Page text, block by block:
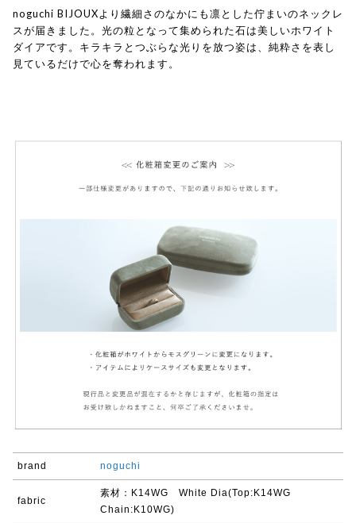
noguchi BIJOUXより繊細さのなかにも凛とした佇まいのネックレ
スが届きました。光の粒となって集められた石は美しいホワイト
ダイアです。キラキラとつぶらな光りを放つ姿は、純粋さを表し
見ているだけで心を奪われます。
brand noguchi
fabric
素材：K14WG White Dia(Top:K14WG
Chain:K10WG)